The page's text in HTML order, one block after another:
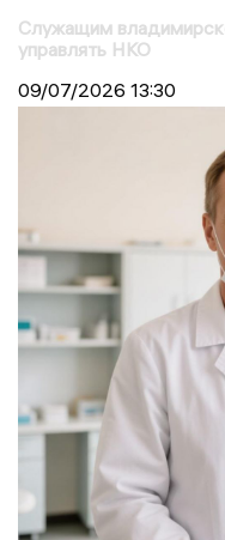
Служащим
управлять НКО
09/07/2026 13:30